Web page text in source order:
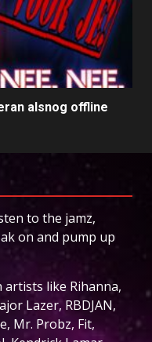
alsnog offline
to the jamz,
on and pump up
like Rihanna,
Lazer, RBDJAN,
Mr. Probz, Fit,